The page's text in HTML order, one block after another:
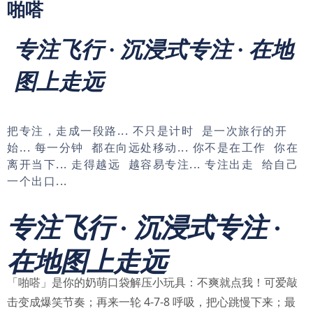
专注飞行 · 沉浸式专注 · 在地
图上走远
把专注，走成一段路... 不只是计时 是一次旅行的开
始... 每一分钟 都在向远处移动... 你不是在工作 你在
离开当下... 走得越远 越容易专注... 专注出走 给自己
一个出口...
啪嗒
专注飞行 · 沉浸式专注 ·
在地图上走远
「啪嗒」是你的奶萌口袋解压小玩具：不爽就点我！可爱敲
击变成爆笑节奏；再来一轮 4-7-8 呼吸，把心跳慢下来；最